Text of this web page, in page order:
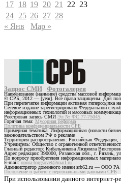
17 18 19 20 21 22 23
24 25 26 27 28
« Янв
Мар »
Запрос СМИ Фотогалерея
Наименование (название) средства массовой
© СРБ, 2012 — [year]. Все права защищены. Для
При перепечатке информации активная гиперссылка
Сетевое издание зарегистрировано Федеральной
информационных технологий и массовых
Реестровая запись СМИ Эл № ФС 77-75045
Горячая тема: Мусорная реформа
Политика конфиденциальности СРБ
Примерная тематика: Информационная (новости
законодательством РФ о рекламе
Территория распространения: Российская
Учредитель: Общество с ограниченной
Главный редактор: Кибальникова Людмила
Адрес редакции: 390000, Рязанская обл., г. Рязань,
По вопросу приобретения информационных
E-mail:opora-torgsovet@mail.ru
Администратор доменного имени srb62.ru — ООО РА
Положение о работе с персональными данными СРБ
При использовании данного интернет-